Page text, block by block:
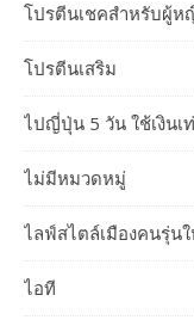
โปรตีนเชคสำหรับผู้ห
โปรตีนเสริม
ไปญี่ปุ่น 5 วัน ใช้เงินเ
ไม่มีหมวดหมู่
ไลฟ์สไตล์เมืองคนรุ่น
ไอที